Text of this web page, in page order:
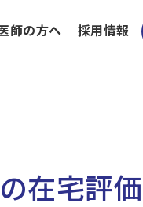
師の⽅へ 採⽤情報
の在宅評